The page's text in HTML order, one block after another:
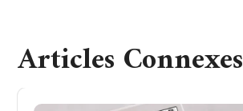
Articles Connexes